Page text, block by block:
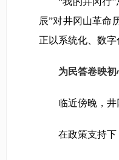
辰”对井冈山革命
正以系统化、数
为民答卷映初
临近傍晚，井冈
在政策支持下，